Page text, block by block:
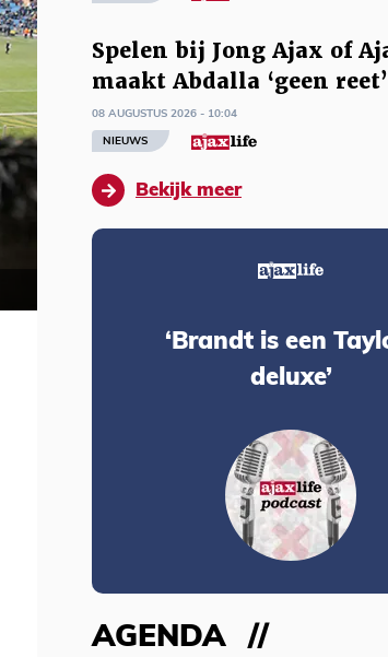
Spelen bij Jong Ajax of
maakt Abdalla ‘geen
08 AUGUSTUS 2026 - 10:04
NIEUWS
Bekijk meer
‘Brandt is een
deluxe’
AGENDA